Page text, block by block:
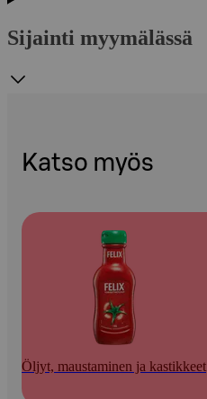
Sijainti myymälässä
Katso myös
Öljyt, maustaminen ja kastikkeet